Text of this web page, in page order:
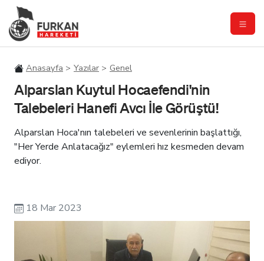
Anasayfa Yazılar Genel
Alparslan Kuytul Hocaefendi'nin
Talebeleri Hanefi Avcı İle Görüştü!
Alparslan Hoca'nın talebeleri ve sevenlerinin başlattığı,
"Her Yerde Anlatacağız" eylemleri hız kesmeden devam
ediyor.
18 Mar 2023